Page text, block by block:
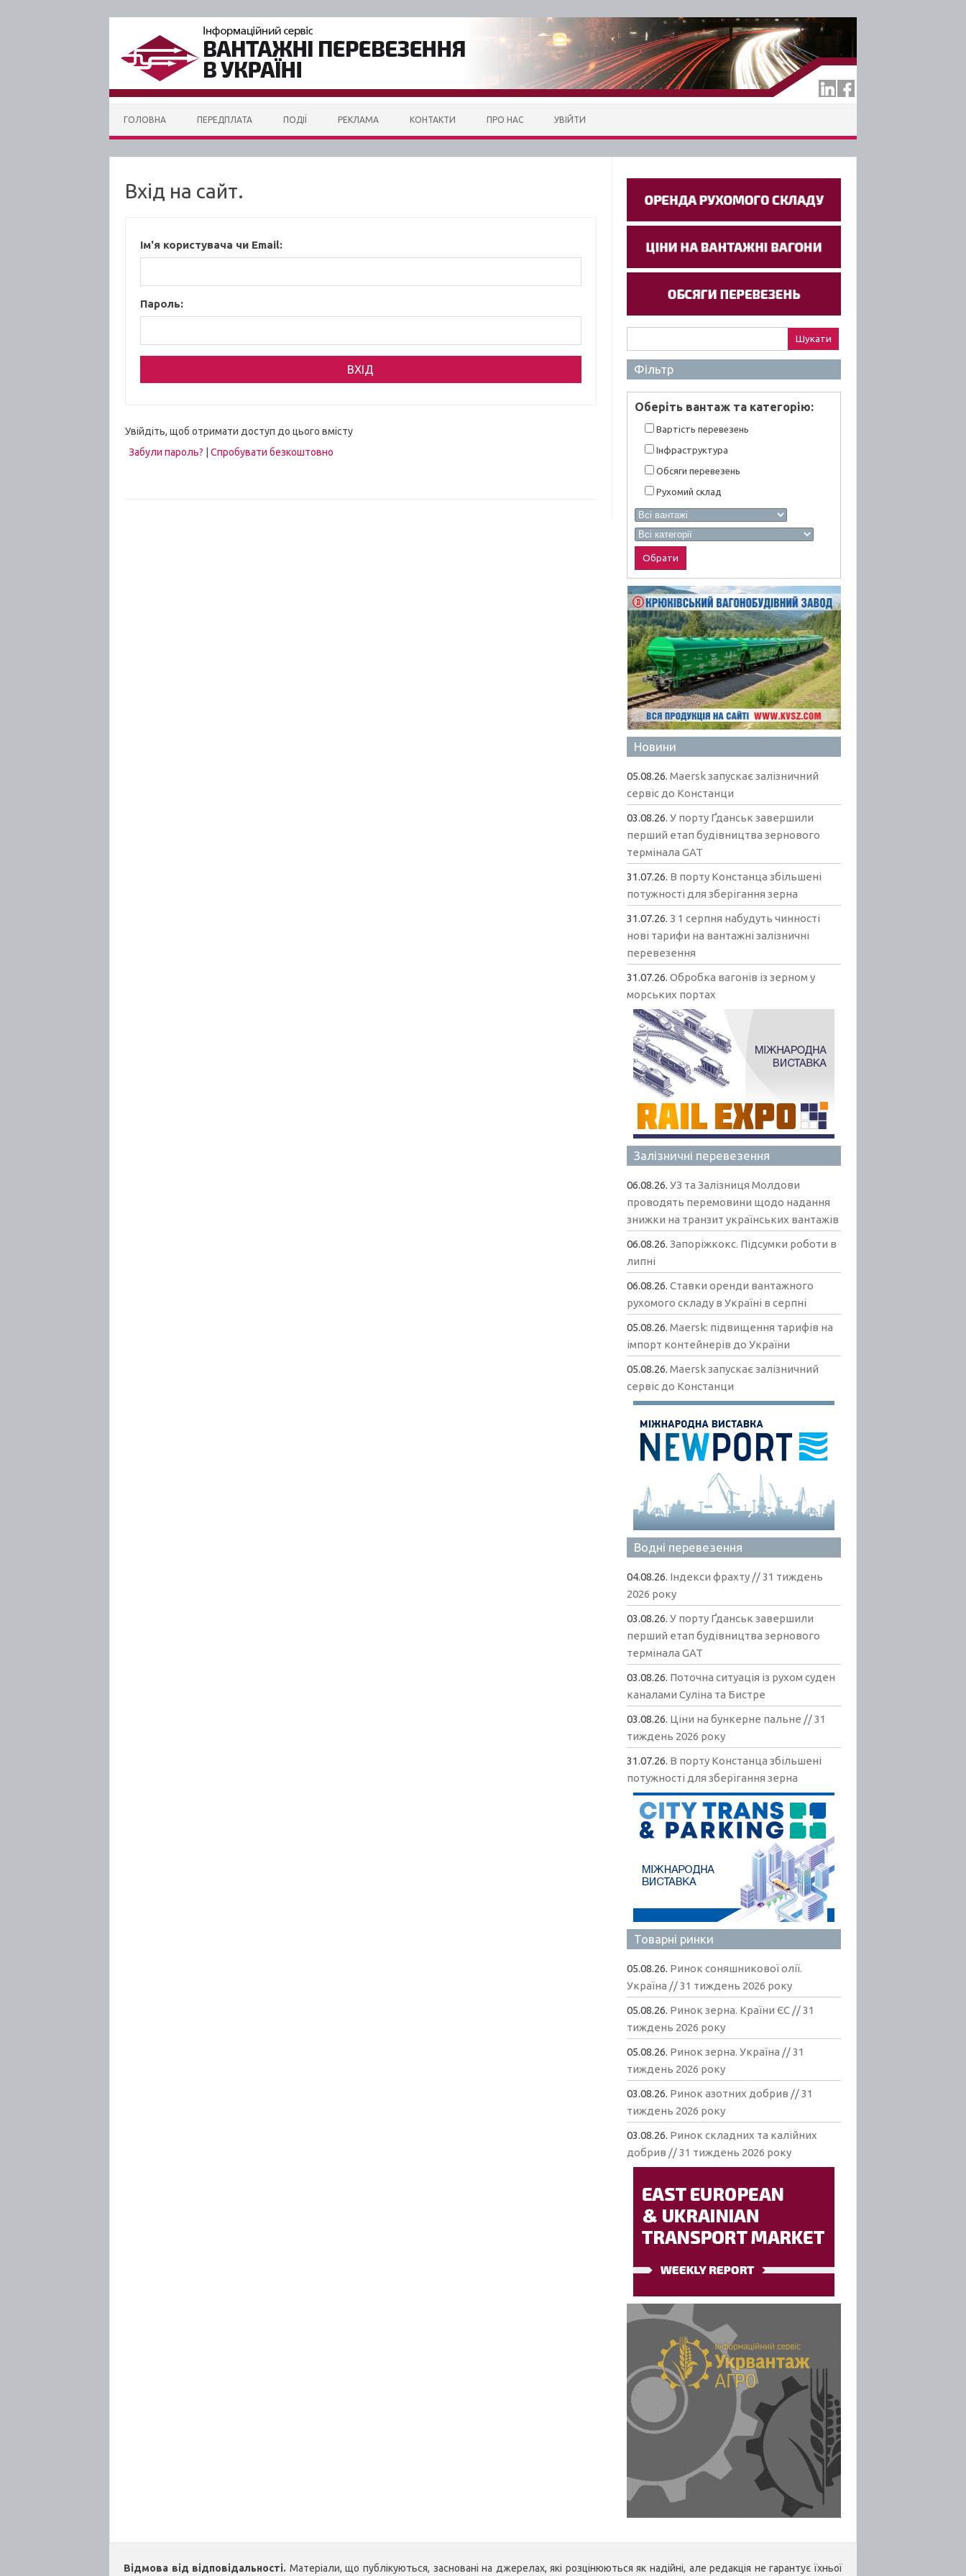
ГОЛОВНА ПЕРЕДПЛАТА ПОДІЇ РЕКЛАМА КОНТАКТИ ПРО НАС УВІЙТИ
Вхід на сайт.
Ім'я користувача чи Email:
Пароль:
Увійдіть, щоб отримати доступ до цього вмісту
Забули пароль?
Спробувати безкоштовно
Фільтр
Оберiть вантаж та категорiю:
Вартiсть перевезень
Інфраструктура
Обсяги перевезень
Рухомий склад
Новини
05.08.26.Maersk запускає залізничний
сервіс до Констанци
03.08.26.У порту Ґданськ завершили
перший етап будівництва зернового
термінала GAT
31.07.26. В порту Констанца збільшені
потужності для зберігання зерна
31.07.26.З 1 серпня набудуть чинності
нові тарифи на вантажні залізничні
перевезення
31.07.26.Обробка вагонів із зерном у
морських портах
Залізничні перевезення
06.08.26.УЗ та Залізниця Молдови
проводять перемовини щодо надання
знижки на транзит українських вантажів
06.08.26.Запоріжкокс. Підсумки роботи в
липні
06.08.26.Ставки оренди вантажного
рухомого складу в Україні в серпні
05.08.26.Maersk: підвищення тарифів на
імпорт контейнерів до України
05.08.26.Maersk запускає залізничний
сервіс до Констанци
Водні перевезення
04.08.26. Індекси фрахту // 31 тиждень
2026 року
03.08.26.У порту Ґданськ завершили
перший етап будівництва зернового
термінала GAT
03.08.26. Поточна ситуація із рухом суден
каналами Суліна та Бистре
03.08.26. Ціни на бункерне пальне // 31
тиждень 2026 року
31.07.26. В порту Констанца збільшені
потужності для зберігання зерна
Товарні ринки
05.08.26. Ринок соняшникової олії.
Україна // 31 тиждень 2026 року
05.08.26. Ринок зерна. Країни ЄС // 31
тиждень 2026 року
05.08.26. Ринок зерна. Україна // 31
тиждень 2026 року
03.08.26. Ринок азотних добрив // 31
тиждень 2026 року
03.08.26. Ринок складних та калійних
добрив // 31 тиждень 2026 року
Відмова від відповідальності. Матеріали, що публікуються, засновані на джерелах, які розцінюються як надійні, але редакція не гарантує їхньої